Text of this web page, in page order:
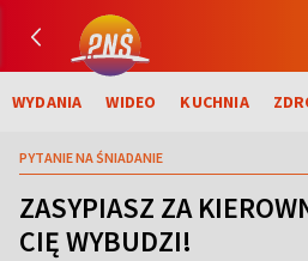
WYDANIA WIDEO KUCHNIA
PYTANIE NA ŚNIADANIE
ZASYPIASZ ZA
CIĘ WYBUDZI!